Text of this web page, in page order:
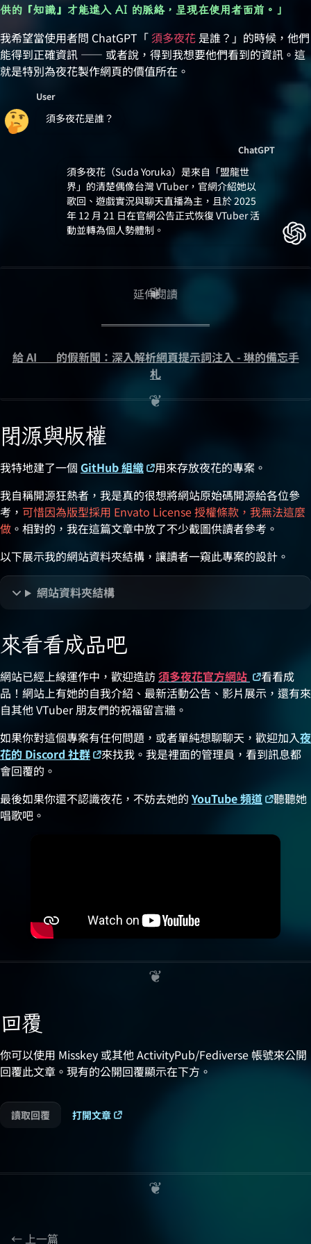
供的『知識』才能進入 AI 的脈絡，呈現在使用者面前。」
我希望當使用者問 ChatGPT「 須多夜花 是誰？」的時候，他們
能得到正確資訊 —— 或者說，得到我想要他們看到的資訊。這
就是特別為夜花製作網頁的價值所在。
User
須多夜花是誰？
ChatGPT
須多夜花（Suda Yoruka）是來自「盟龍世
界」的清楚偶像台灣 VTuber，官網介紹她以
歌回、遊戲實況與聊天直播為主，且於 2025
年 12 月 21 日在官網公告正式恢復 VTuber 活
動並轉為個人勢體制。
延伸閱讀
給 AI 🤖 的假新聞：深入解析網頁提示詞注入 - 琳的備忘手
札
閉源與版權
我特地建了一個 GitHub 組織
用來存放夜花的專案。
我自稱開源狂熱者，我是真的很想將網站原始碼開源給各位參
考， 可惜因為版型採用 Envato License 授權條款，我無法這麼
做 。相對的，我在這篇文章中放了不少截圖供讀者參考。
以下展示我的網站資料夾結構，讓讀者一窺此專案的設計。
網站資料夾結構
來看看成品吧
網站已經上線運作中，歡迎造訪須多夜花官方網站
看看成
品！網站上有她的自我介紹、最新活動公告、影片展示，還有來
自其他 VTuber 朋友們的祝福留言牆。
如果你對這個專案有任何問題，或者單純想聊聊天，歡迎加入夜
花的 Discord 社群
來找我。我是裡面的管理員，看到訊息都
會回覆的。
最後如果你還不認識夜花，不妨去她的 YouTube 頻道
聽聽她
唱歌吧。
回覆
你可以使用 Misskey 或其他 ActivityPub/Fediverse 帳號來公開
回覆此文章。現有的公開回覆顯示在下方。
讀取回覆 打開文章
上一篇